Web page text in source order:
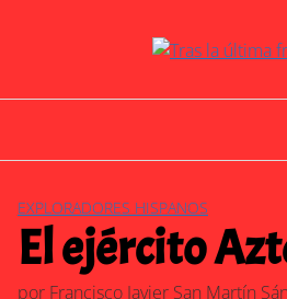
EXPLORADORES HISPANOS
El ejército
por Francisco Javier San Martín